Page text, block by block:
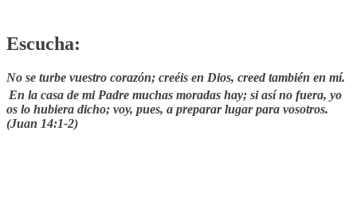
Escucha:
No se turbe vuestro corazón; creéis en Dios, creed también en mí.
En la casa de mi Padre muchas moradas hay; si así no fuera, yo
os lo hubiera dicho; voy, pues, a preparar lugar para vosotros.
(Juan 14:1-2)